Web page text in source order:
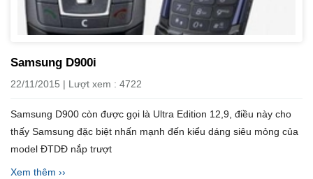
Samsung D900i
22/11/2015 | Lượt xem : 4722
Samsung D900 còn được gọi là Ultra Edition 12,9, điều này cho
thấy Samsung đặc biệt nhấn mạnh đến kiểu dáng siêu mỏng của
model ĐTDĐ nắp trượt
Xem thêm ››